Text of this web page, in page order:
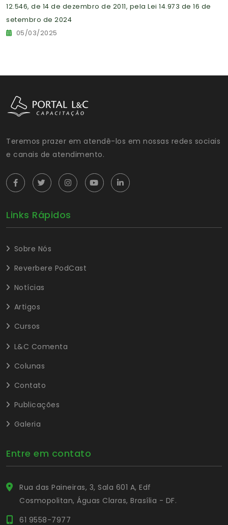
12.546, de 14 de dezembro de 2011, pela Lei 14.973 de 16 de
setembro de 2024
05/03/2025
Teremos prazer em atendê-los em nossas redes sociais
e canais de atendimento.
Links Rápidos
Sobre Nós
Reverbere PodCast
Notícias
Artigos
Cursos
L&C Comenta
Colunas
Contato
Publicações
Galeria
Entre em contato
Rua das Paineiras, 3, Sala 601 A, Edf
Cosmopolitan, Águas Claras, Brasília - DF.
61 9558-7977